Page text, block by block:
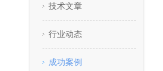
技术文章
行业动态
成功案例